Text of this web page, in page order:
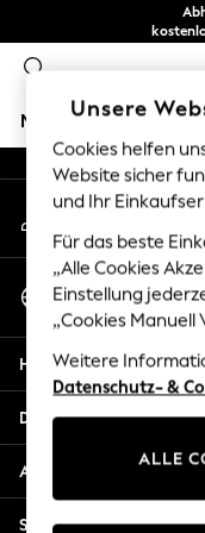
MÄDCHEN
HOLIDAY SHOP
Women's
All
All
Bags &
Beach
Dresses
Flip Flops
Linen
Sandals
Shorts
An error occurred on
Mein Konto
Melden Sie sich bei
Sprache
Deutsch
Hilfe
Datenschutz und
Abteilungen
Sonstige
Unsere
Cookies helfen
Website sicher
und Ihr
Für das beste
„Alle Cookies
Einstellung
„Cookies Manuell
Weitere
Datenschutz- &
ALLE